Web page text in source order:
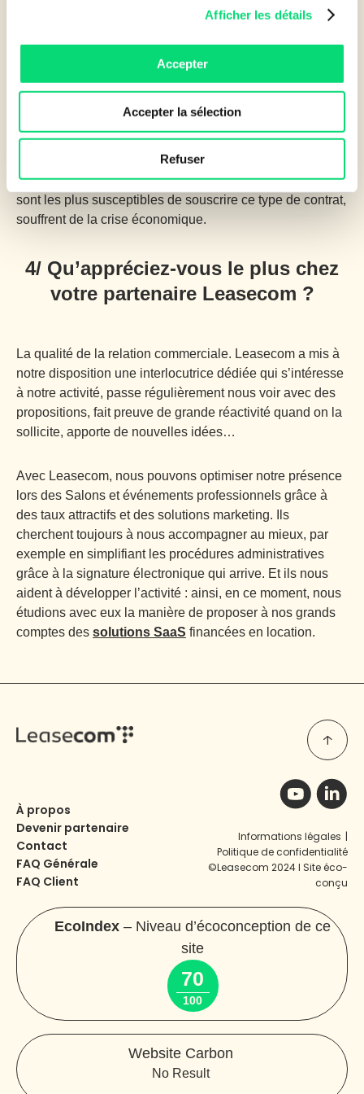
Afficher les détails
Accepter
Accepter la sélection
Refuser
3/ La montée en puissance de
impact sur le recours à la location
financière ?
Le fait de payer l’usage est certes de plus en plus prisé,
mais la location financière reste réservée aux entreprises
solides. Or, actuellement, nos clients indépendants, qui
sont les plus susceptibles de souscrire ce type de contrat,
souffrent de la crise économique.
4/ Qu’appréciez-vous le plus chez
votre partenaire Leasecom ?
La qualité de la relation commerciale. Leasecom a mis à
notre disposition une interlocutrice dédiée qui s’intéresse
à notre activité, passe régulièrement nous voir avec des
propositions, fait preuve de grande réactivité quand on la
sollicite, apporte de nouvelles idées…
Avec Leasecom, nous pouvons optimiser notre présence
lors des Salons et événements professionnels grâce à
des taux attractifs et des solutions marketing. Ils
cherchent toujours à nous accompagner au mieux, par
exemple en simplifiant les procédures administratives
grâce à la signature électronique qui arrive. Et ils nous
aident à développer l’activité : ainsi, en ce moment, nous
étudions avec eux la manière de proposer à nos grands
comptes des solutions SaaS financées en location.
À propos
Devenir partenaire
Contact
FAQ Générale
FAQ Client
Informations légales |
Politique de confidentialité
©Leasecom 2024 I Site éco-
conçu
EcoIndex – Niveau d’écoconception de ce
site
70
100
Website Carbon
No Result